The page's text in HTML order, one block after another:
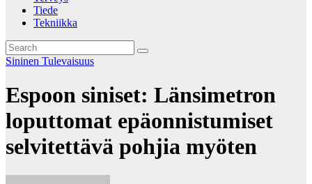
Tiede
Tekniikka
Sininen Tulevaisuus
Espoon siniset: Länsimetron
loputtomat epäonnistumiset
selvitettävä pohjia myöten